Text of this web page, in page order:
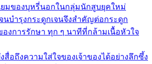
มของบุหรี่นอกในกลุ่มนักสูบยุคใหม่
นบำรุงกระดูกเจนจึงสำคัญต่อกระดูก
องการรักษา ทุก ๆ นาทีที่กล้ามเนื้อหัวใจ
สื่อถึงความใส่ใจของเจ้าของได้อย่างลึกซึ้ง